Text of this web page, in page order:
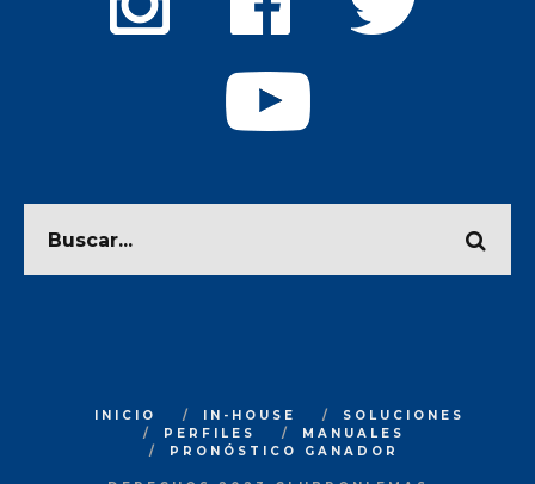
INICIO IN-HOUSE
SOLUCIONES
PERFILES
MANUALES
PRONÓSTICO GANADOR